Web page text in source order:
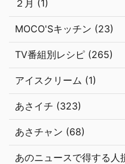
２月 (1)
MOCO'Sキッチン (23)
TV番組別レシピ (265)
アイスクリーム (1)
あさイチ (323)
あさチャン (68)
あのニュースで得する人